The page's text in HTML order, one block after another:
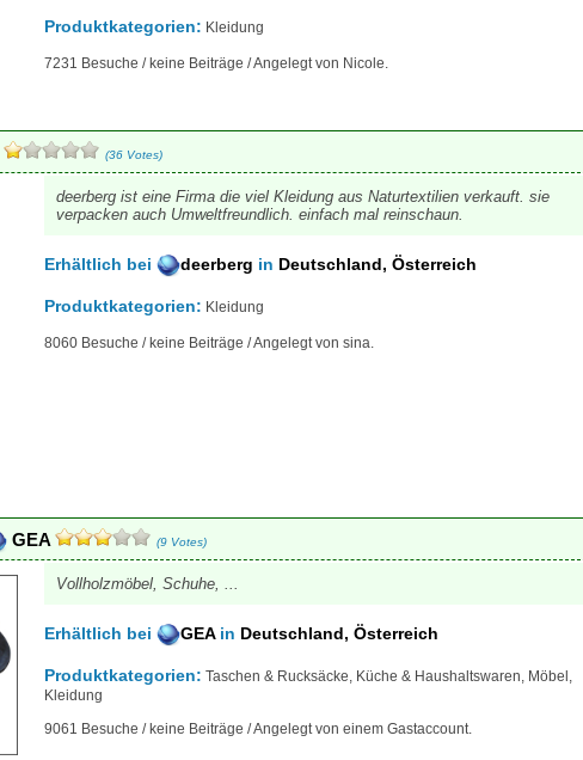
Produktkategorien: Kleidung
7231 Besuche / keine Beiträge / Angelegt von Nicole.
(36 Votes)
deerberg ist eine Firma die viel Kleidung aus Naturtextilien verkauft. sie
verpacken auch Umweltfreundlich. einfach mal reinschaun.
Erhältlich bei deerberg in Deutschland, Österreich
Produktkategorien: Kleidung
8060 Besuche / keine Beiträge / Angelegt von sina.
GEA (9 Votes)
Vollholzmöbel, Schuhe, ...
Erhältlich bei GEA in Deutschland, Österreich
Produktkategorien: Taschen & Rucksäcke, Küche & Haushaltswaren, Möbel,
Kleidung
9061 Besuche / keine Beiträge / Angelegt von einem Gastaccount.